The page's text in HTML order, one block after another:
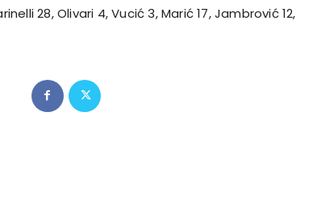
28, Olivari 4, Vucić 3, Marić 17, Jambrović 12,